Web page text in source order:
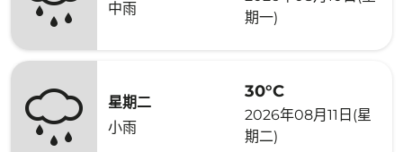
中雨
期一)
星期二
小雨
30°C
2026年08月11日(星
期二)